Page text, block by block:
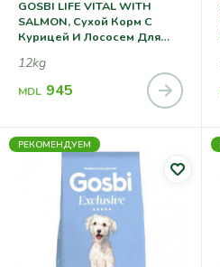
GOSBI LIFE VITAL WITH
SALMON, Сухой Корм С
Курицей И Лососем Для
Пород
12kg
MDL 945
РЕКОМЕНДУЕМ